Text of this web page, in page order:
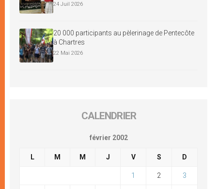
24 Juil 2026
20 000 participants au pèlerinage de Pentecôte
à Chartres
22 Mai 2026
CALENDRIER
février 2002
L M M J V S D
1 2 3